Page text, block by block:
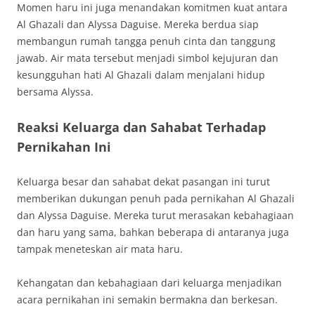
Momen haru ini juga menandakan komitmen kuat antara
Al Ghazali dan Alyssa Daguise. Mereka berdua siap
membangun rumah tangga penuh cinta dan tanggung
jawab. Air mata tersebut menjadi simbol kejujuran dan
kesungguhan hati Al Ghazali dalam menjalani hidup
bersama Alyssa.
Reaksi Keluarga dan Sahabat Terhadap
Pernikahan Ini
Keluarga besar dan sahabat dekat pasangan ini turut
memberikan dukungan penuh pada pernikahan Al Ghazali
dan Alyssa Daguise. Mereka turut merasakan kebahagiaan
dan haru yang sama, bahkan beberapa di antaranya juga
tampak meneteskan air mata haru.
Kehangatan dan kebahagiaan dari keluarga menjadikan
acara pernikahan ini semakin bermakna dan berkesan.